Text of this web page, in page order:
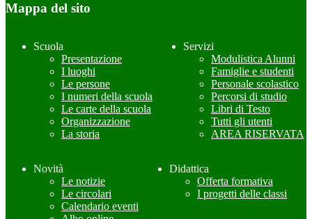
Mappa del sito
Scuola
Presentazione
I luoghi
Le persone
I numeri della scuola
Le carte della scuola
Organizzazione
La storia
Servizi
Modulistica Alunni
Famiglie e studenti
Personale scolastico
Percorsi di studio
Libri di Testo
Tutti gli utenti
AREA RISERVATA
Novità
Le notizie
Le circolari
Calendario eventi
Didattica
Offerta formativa
I progetti delle classi